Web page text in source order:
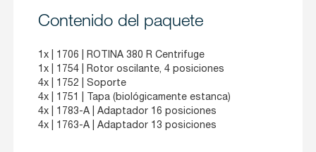
Contenido del paquete
1x | 1706
| ROTINA 380 R Centrifuge
1x | 1754
| Rotor oscilante, 4 posiciones
4x | 1752
| Soporte
4x | 1751
| Tapa (biológicamente estanca)
4x | 1783-A | Adaptador 16 posiciones
4x | 1763-A | Adaptador 13 posiciones